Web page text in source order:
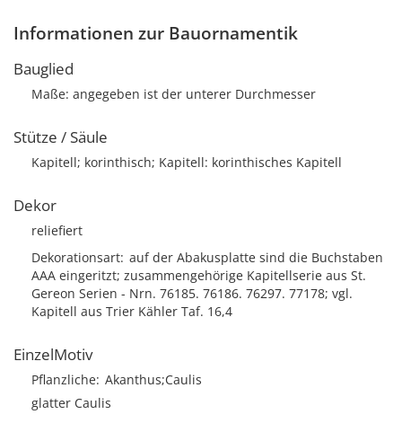
Informationen zur Bauornamentik
Bauglied
Maße: angegeben ist der unterer Durchmesser
Stütze / Säule
Kapitell; korinthisch; Kapitell: korinthisches Kapitell
Dekor
reliefiert
Dekorationsart auf der Abakusplatte sind die Buchstaben
AAA eingeritzt; zusammengehörige Kapitellserie aus St.
Gereon Serien - Nrn. 76185. 76186. 76297. 77178; vgl.
Kapitell aus Trier Kähler Taf. 16,4
EinzelMotiv
Pflanzliche Akanthus;Caulis
glatter Caulis